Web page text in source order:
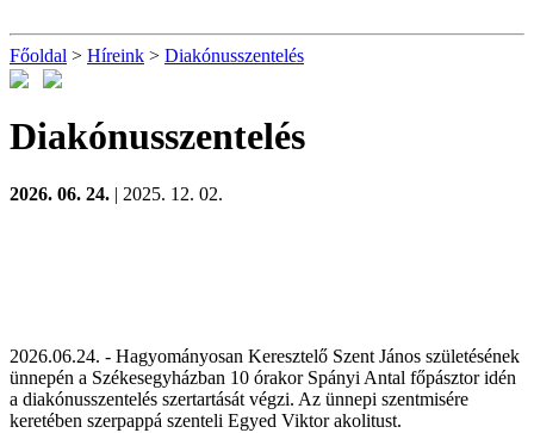
Főoldal > Híreink > Diakónusszentelés
Diakónusszentelés
2026. 06. 24. | 2025. 12. 02.
2026.06.24. - Hagyományosan Keresztelő Szent János születésének
ünnepén a Székesegyházban 10 órakor Spányi Antal főpásztor idén
a diakónusszentelés szertartását végzi. Az ünnepi szentmisére
keretében szerpappá szenteli Egyed Viktor akolitust.